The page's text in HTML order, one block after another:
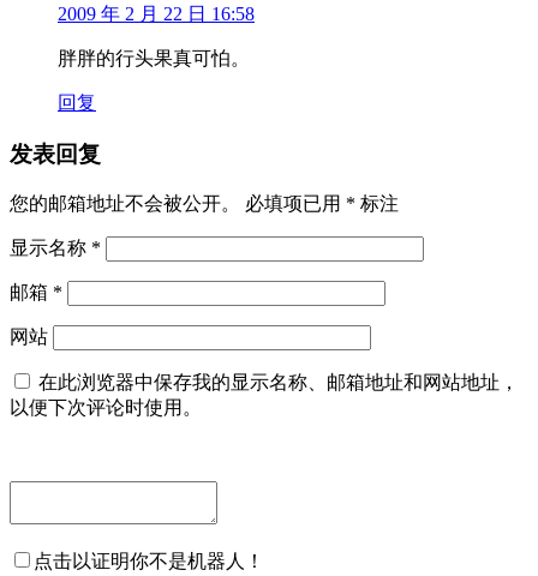
2009 年 2 月 22 日 16:58
胖胖的行头果真可怕。
回复
发表回复
您的邮箱地址不会被公开。 必填项已用 * 标注
显示名称 *
邮箱 *
网站
在此浏览器中保存我的显示名称、邮箱地址和网站地址，
以便下次评论时使用。
点击以证明你不是机器人！